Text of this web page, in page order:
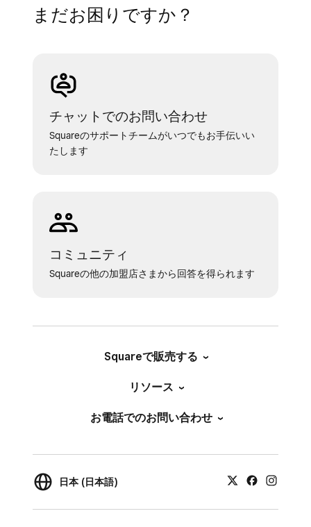
まだお困りですか？
チャットでのお問い合わせ
Squareのサポートチームがいつでもお手伝いい
たします
コミュニティ
Squareの他の加盟店さまから回答を得られます
Squareで販売する
リソース
お電話でのお問い合わせ
日本 (日本語)